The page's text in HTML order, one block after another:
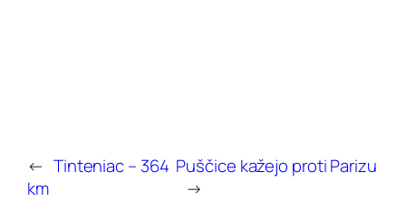
← Tinteniac – 364
km
Puščice kažejo proti Parizu
→